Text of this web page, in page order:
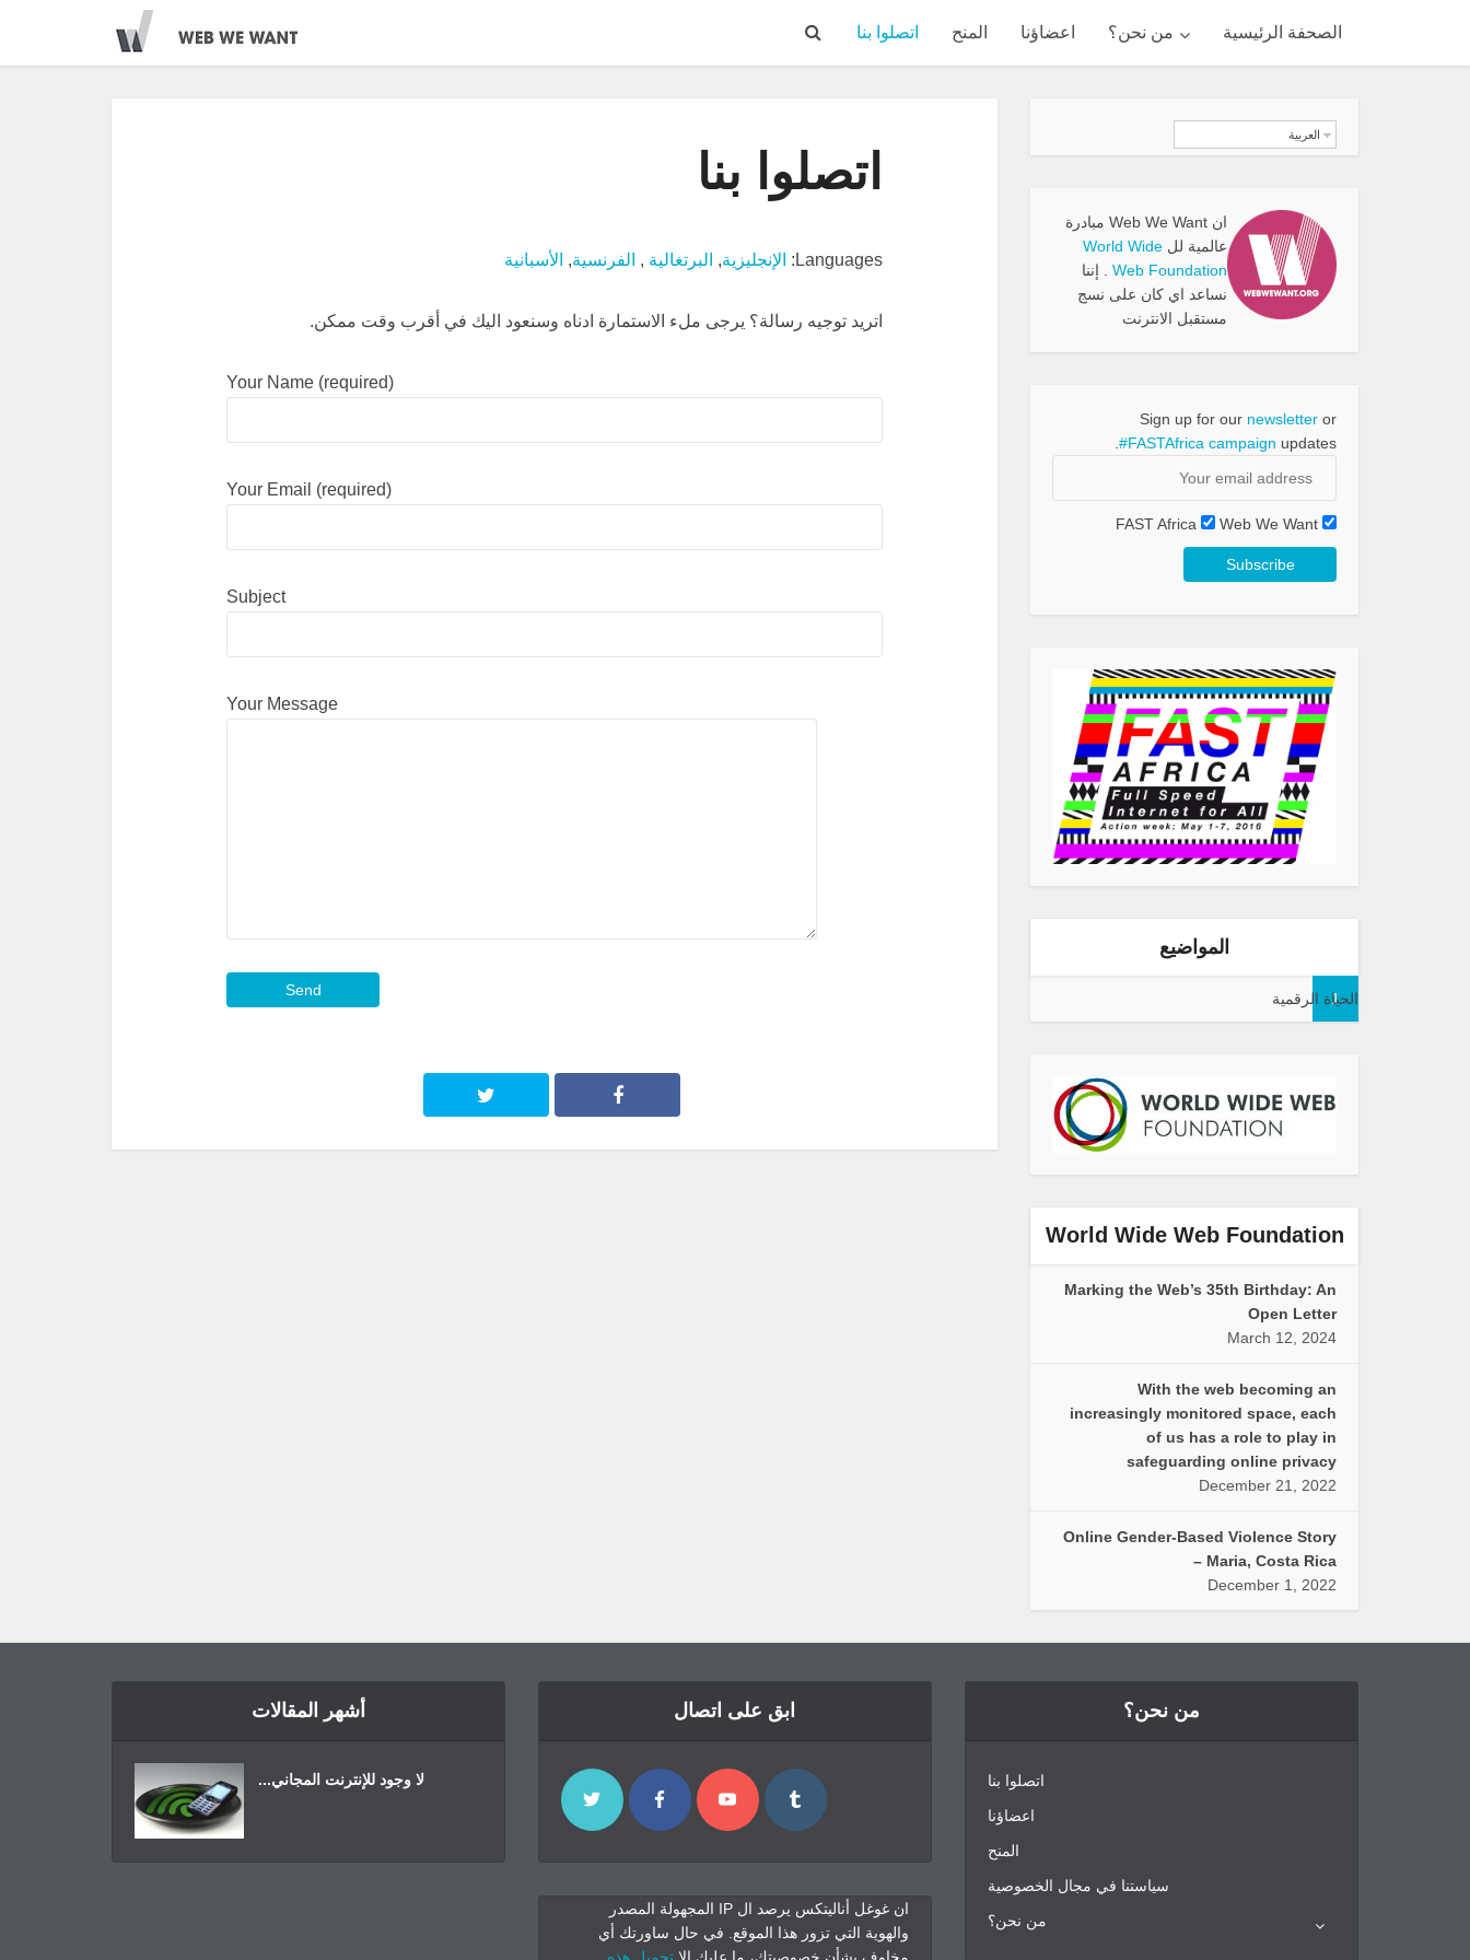
الصحفة الرئيسية من نحن؟ اعضاؤنا المنح اتصلوا بنا
اتصلوا بنا
Languages: الإنجليزية, البرتغالية , الفرنسية, الأسبانية
اتريد توجيه رسالة؟ يرجى ملء الاستمارة ادناه وسنعود اليك في أقرب وقت ممكن.
Your Name (required)
Your Email (required)
Subject
Your Message
العربية
ان Web We Want مبادرة
عالمية لل World Wide
Web Foundation . إننا
نساعد اي كان على نسج
مستقبل الانترنت
Sign up for our newsletter or
#FASTAfrica campaign updates.
FAST Africa Web We Want
المواضيع
الحياة الرقمية
1
World Wide Web Foundation
Marking the Web’s 35th Birthday: An
Open Letter
March 12, 2024
With the web becoming an
increasingly monitored space, each
of us has a role to play in
safeguarding online privacy
December 21, 2022
Online Gender-Based Violence Story
– Maria, Costa Rica
December 1, 2022
أشهر المقالات
لا وجود للإنترنت المجاني...
ابق على اتصال
ان غوغل أناليتكس يرصد ال IP المجهولة المصدر
والهوية التي تزور هذا الموقع. في حال ساورتك أي
من نحن؟
اتصلوا بنا
اعضاؤنا
المنح
سياستنا في مجال الخصوصية
من نحن؟